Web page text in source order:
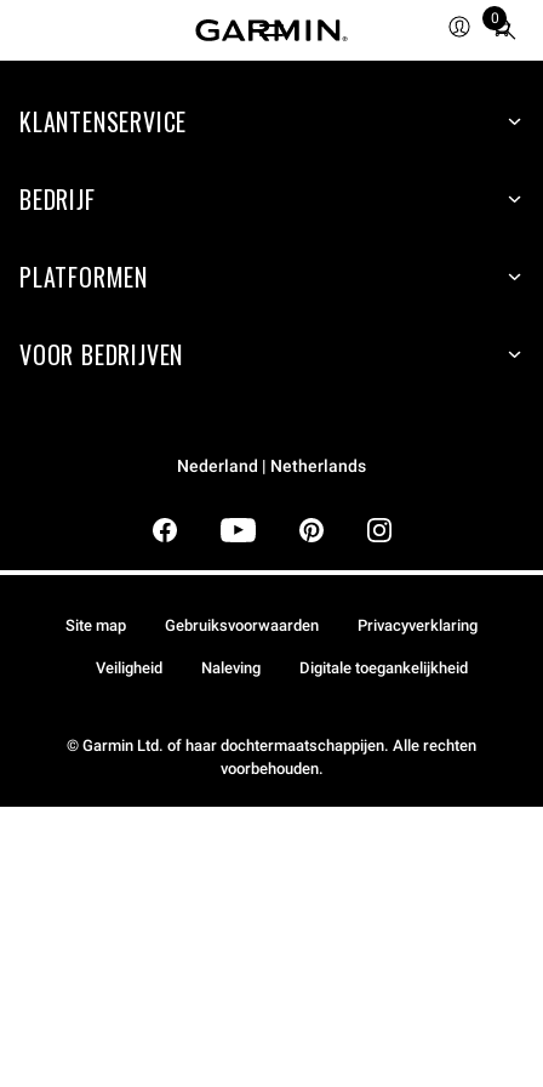
0
Total
items
cart:
KLANTENSERVICE
BEDRIJF
PLATFORMEN
VOOR BEDRIJVEN
Nederland | Netherlands
© Garmin Ltd. of haar dochtermaatschappijen. Alle rechten
voorbehouden.
Site map Gebruiksvoorwaarden Privacyverklaring
Veiligheid Naleving Digitale toegankelijkheid